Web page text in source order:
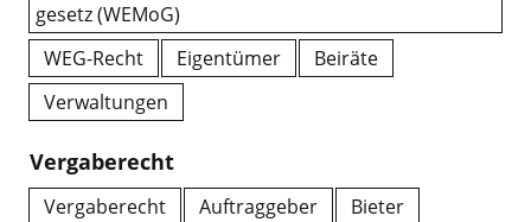
gesetz (WEMoG)
WEG-Recht
Eigentümer
Beiräte
Verwaltungen
Vergaberecht
Vergaberecht Auftraggeber Bieter